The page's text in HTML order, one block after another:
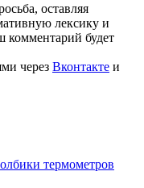
оставляя
лексику и
комментарий будет
через Вконтакте и
термометров